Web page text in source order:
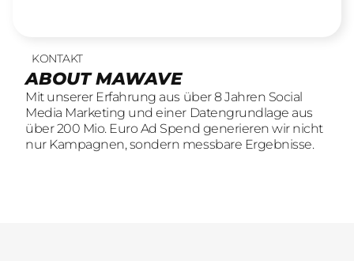
KONTAKT
ABOUT MAWAVE
Mit unserer Erfahrung aus über 8 Jahren Social
Media Marketing und einer Datengrundlage aus
über 200 Mio. Euro Ad Spend generieren wir nicht
nur Kampagnen, sondern messbare Ergebnisse.
UNSERE LEISTUNGEN
SOCIAL LEAD AGENTUR
Mit unserer Erfahrung aus über 8 Jahren Social
Media Marketing und einer Datengrundlage aus
über 200 Mio. Euro Ad Spend generieren wir nicht
nur Kampagnen, sondern messbare Ergebnisse.
23 offene Stellen
KOMM INS
TEAM
Wir sind auf der Suche nach motivierten und
engagierten Menschen, die mit kreativen Ideen
und LeidenschaftConsumer Brands auf Social